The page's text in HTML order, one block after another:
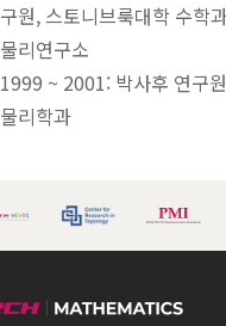
구원, 스토니브룩대학 수학
물리연구소
1999 ~ 2001: 박사후 연구
물리학과